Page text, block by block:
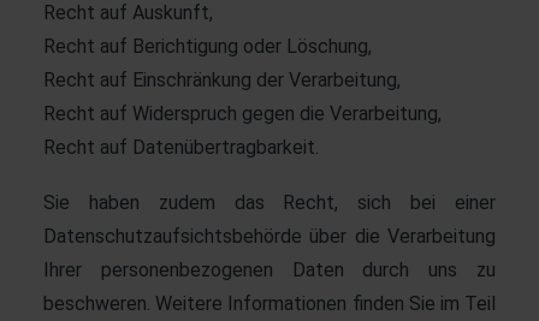
Recht auf Auskunft,
Recht auf Berichtigung oder Löschung,
Recht auf Einschränkung der Verarbeitung,
Recht auf Widerspruch gegen die Verarbeitung,
Recht auf Datenübertragbarkeit.
Sie haben zudem das Recht, sich bei einer
Datenschutzaufsichtsbehörde über die Verarbeitung
Ihrer personenbezogenen Daten durch uns zu
beschweren. Weitere Informationen finden Sie im Teil